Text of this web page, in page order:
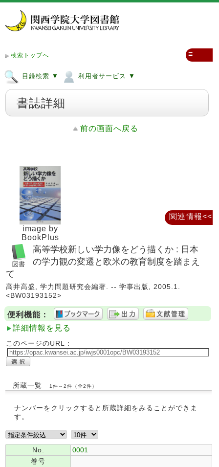
検索トップへ
目録検索 ▼ 利用者サービス ▼
≡
書誌詳細
前の画面へ戻る
image by
BookPlus
高等学校新しい学力像をどう描くか : 日本
の学力観の変遷と欧米の教育制度を踏まえ
て
高井高盛, 学力問題研究会編著. -- 学事出版, 2005.1.
<BW03193152>
便利機能：
詳細情報を見る
このページのURL：
所蔵一覧 1件～2件（全2件）
ナンバーをクリックすると所蔵詳細をみることができま
す。
No.
0001
巻号
関連情報<<